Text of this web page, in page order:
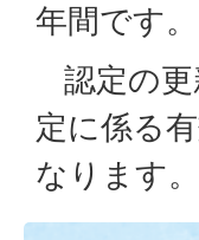
年間です。
認定の更
定に係る
なります。